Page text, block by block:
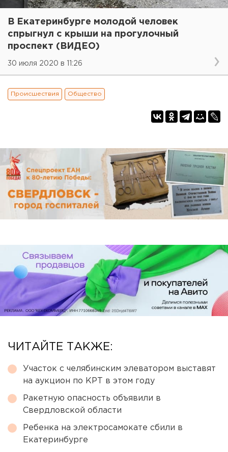
В Екатеринбурге молодой человек
спрыгнул с крыши на прогулочный
проспект (ВИДЕО)
30 июля 2020 в 11:26
Происшествия Общество
ЧИТАЙТЕ ТАКЖЕ:
Участок с челябинским элеватором выставят
на аукцион по КРТ в этом году
Ракетную опасность объявили в
Свердловской области
Ребенка на электросамокате сбили в
Екатеринбурге